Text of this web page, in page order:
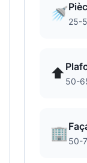
🚿25-
⬆️ 50-
🏢50-